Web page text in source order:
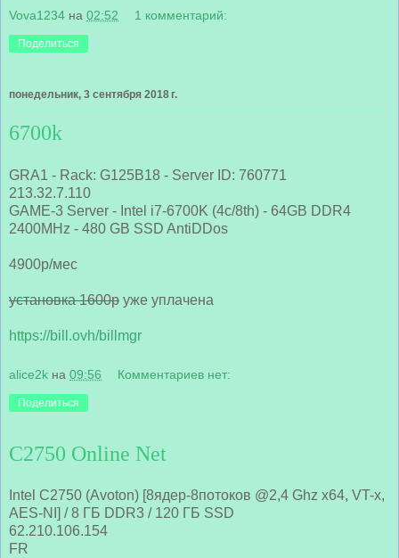
Vova1234 на 02:52 1 комментарий:
Поделиться
понедельник, 3 сентября 2018 г.
6700k
GRA1 - Rack: G125B18 - Server ID: 760771
213.32.7.110
GAME-3 Server - Intel i7-6700K (4c/8th) - 64GB DDR4
2400MHz - 480 GB SSD AntiDDos
4900р/мес
установка 1600р уже уплачена
https://bill.ovh/billmgr
alice2k на 09:56 Комментариев нет:
Поделиться
C2750 Online Net
Intel C2750 (Avoton) [8ядер-8потоков @2,4 Ghz x64, VT-x,
AES-NI] / 8 ГБ DDR3 / 120 ГБ SSD
62.210.106.154
FR